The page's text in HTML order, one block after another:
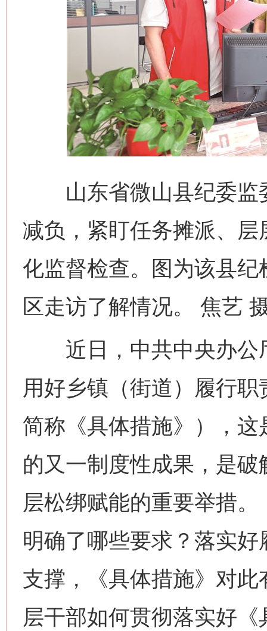
山东省微山县纪委监
减负，紧盯任务摊派、
化监督检查。图为该县
区走访了解情况。 焦艺
近日，中共中央办公
用好乡镇（街道）履行
简称《具体措施》），
的又一制度性成果，是破
层松绑赋能的重要举措
明确了哪些要求？落实
支撑，《具体措施》对
层干部如何贯彻落实好